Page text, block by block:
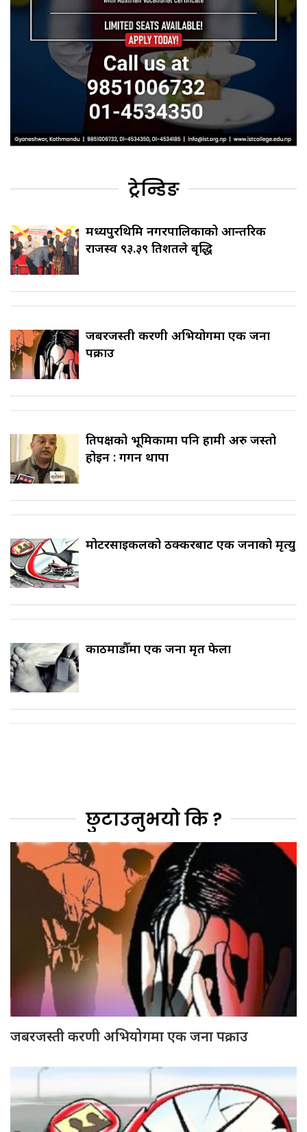
ट्रेन्डिङ
मध्यपुरथिमि नगरपालिकाको आन्तरिक
राजस्व ९३.३९ प्रतिशतले बृद्धि
जबरजस्ती करणी अभियोगमा एक जना
पक्राउ
प्रतिपक्षको भूमिकामा पनि हामी अरु जस्तो
होइन : गगन थापा
मोटरसाइकलको ठक्करबाट एक जनाको मृत्यु
काठमाडौँमा एक जना मृत फेला
छुटाउनुभयो कि ?
जबरजस्ती करणी अभियोगमा एक जना पक्राउ